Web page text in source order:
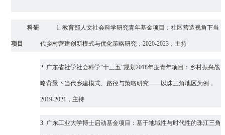
科研
项目
1.教育部人文社会科学研究青年基金项目 ：社区营造视角下当
代乡村营建创新模式与优化策略研究 ，2020-2023，主持
2. 广东省社学社会科学“十三五”规划2018年度青年项目：乡村振兴战
略背景下当代乡建模式、路径与策略研究——以珠三角地区为例，
2019-2021，主持
3. 广东工业大学博士启动基金项目：基于地域性与时代性的珠江三角